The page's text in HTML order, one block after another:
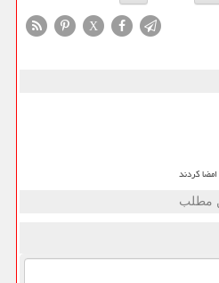
X
کردند
مطلب